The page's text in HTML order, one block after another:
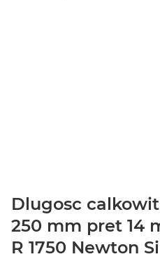
Dlugosc
250 mm pret 14
R 1750 Newton